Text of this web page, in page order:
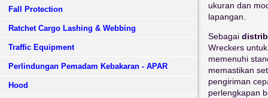
Fall Protection
Ratchet Cargo Lashing & Webbing
Traffic Equipment
Perlindungan Pemadam Kebakaran - APAR
Hood
ukuran dan
lapangan.
Sebagai
Wreckers
memenuhi
memastikan
pengiriman
perlengkapan